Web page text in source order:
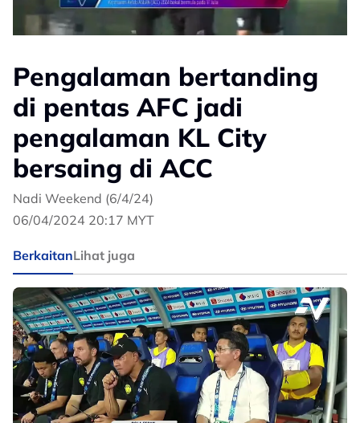
Pengalaman bertanding
di pentas AFC jadi
pengalaman KL City
bersaing di ACC
Nadi Weekend (6/4/24)
06/04/2024 20:17 MYT
BerkaitanLihat juga